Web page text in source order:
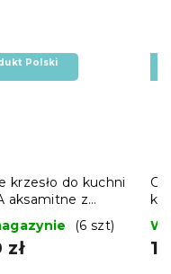
Polski
krzesło do kuchni
aksamitne z
nogami
(6 szt)
zł
W